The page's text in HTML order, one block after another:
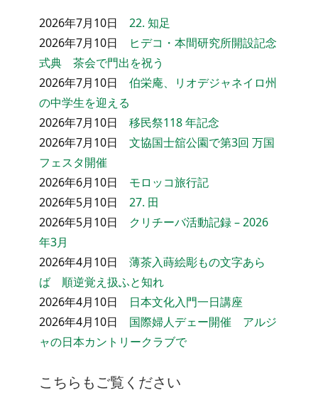
2026年7月10日 22. 知足
2026年7月10日
ヒデコ・本間研究所開設記念
式典 茶会で門出を祝う
2026年7月10日 伯栄庵、リオデジャネイロ州
の中学生を迎える
2026年7月10日 移民祭118 年記念
2026年7月10日 文協国士舘公園で第3回 万国
フェスタ開催
2026年6月10日 モロッコ旅行記
2026年5月10日 27. 田
2026年5月10日 クリチーバ活動記録 – 2026
年3月
2026年4月10日 薄茶入蒔絵彫もの文字あら
ば 順逆覚え扱ふと知れ
2026年4月10日 日本文化入門一日講座
2026年4月10日 国際婦人デェー開催 アルジ
ャの日本カントリークラブで
こちらもご覧ください